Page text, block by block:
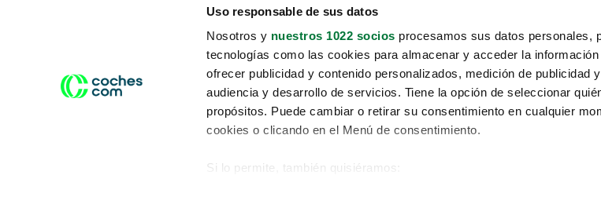
Uso responsable de sus datos
Nosotros y nuestros 1022 socios procesamos sus datos personales,
tecnologías como las cookies para almacenar y acceder la
ofrecer publicidad y contenido personalizados, medición de publicidad
audiencia y desarrollo de servicios. Tiene la opción de seleccionar
propósitos. Puede cambiar o retirar su consentimiento en cualquier
cookies o clicando en el Menú de consentimiento.
Si lo permite, también quisiéramos:
Conduce tu futuro,
desata tu movilidad